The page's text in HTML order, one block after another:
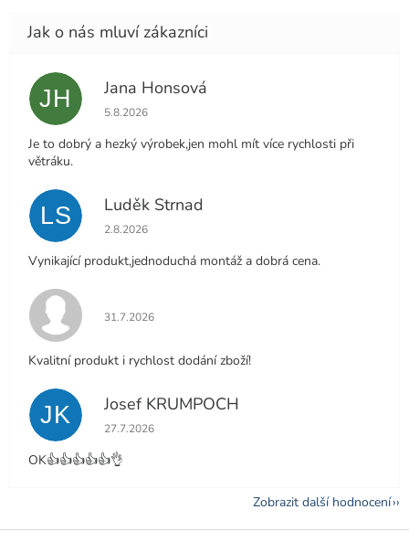
JH Jana Honsová
Hodnocení obchodu je 5 z 5 hvězdiček.
5.8.2026
Je to dobrý a hezký výrobek,jen mohl mít více rychlosti při
větráku.
LS Luděk Strnad
Hodnocení obchodu je 5 z 5 hvězdiček.
2.8.2026
Vynikající produkt,jednoduchá montáž a dobrá cena.
Hodnocení obchodu je 5 z 5 hvězdiček.
31.7.2026
Kvalitní produkt i rychlost dodání zboží!
JK Josef KRUMPOCH
Hodnocení obchodu je 5 z 5 hvězdiček.
27.7.2026
OK👍👍👍👍👍👌
Zobrazit další hodnocení
Z